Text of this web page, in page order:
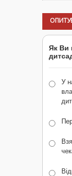
Як Ви
У